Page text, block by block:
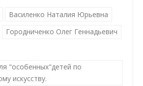
Василенко Наталия Юрьевна
Городниченко Олег Геннадьевич
"особенных"детей по
искусству.